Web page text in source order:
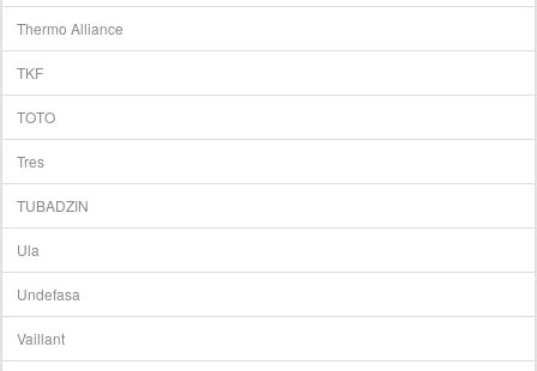
Thermo Alliance
TKF
TOTO
Tres
TUBADZIN
Ula
Undefasa
Vaillant